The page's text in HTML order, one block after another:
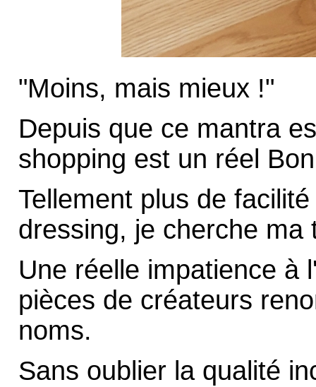
"Moins, mais mieux !"
Depuis que ce mantra
shopping est un réel
Tellement plus de
dressing, je cherche ma
Une réelle impatience à
pièces de créateurs
noms.
Sans oublier la qualité